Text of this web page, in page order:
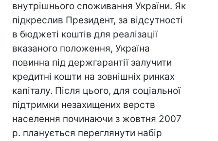
внутрішнього споживання України. Як
підкреслив Президент, за відсутності
в бюджеті коштів для реалізації
вказаного положення, Україна
повинна під держгарантії залучити
кредитні кошти на зовнішніх ринках
капіталу. Після цього, для соціальної
підтримки незахищених верств
населення починаючи з жовтня 2007
р. планується переглянути набір